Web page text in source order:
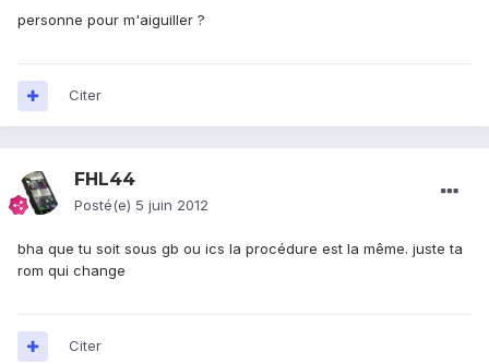
personne pour m'aiguiller ?
Citer
FHL44
Posté(e) 5 juin 2012
bha que tu soit sous gb ou ics la procédure est la même. juste ta
rom qui change
Citer